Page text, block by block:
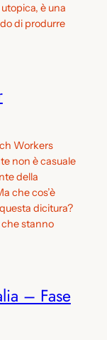
è una
di produrre
Workers
non è casuale
della
che cos’è
dicitura?
che stanno
– Fase